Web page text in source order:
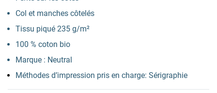
Col et manches côtelés
Tissu piqué 235 g/m²
100 % coton bio
Marque : Neutral
Méthodes d’impression pris en charge: Sérigraphie